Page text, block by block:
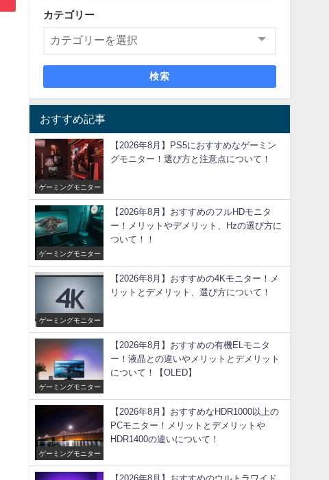
カテゴリー
検索
おすすめ記事
ゲーミングモニター
【2026年8月】PS5におすすめなゲーミン
グモニター！選び方と注意点について！
ゲーミングモニター
【2026年8月】おすすめのフルHDモニタ
ー！メリットやデメリット、Hzの選び方に
ついて！！
ゲーミングモニター
【2026年8月】おすすめの4Kモニター！メ
リットとデメリット、選び方について！
ゲーミングモニター
【2026年8月】おすすめの有機ELモニタ
ー！液晶との違いやメリットとデメリット
について！【OLED】
ゲーミングモニター
【2026年8月】おすすめなHDR1000以上の
PCモニター！メリットとデメリットや
HDR1400の違いについて！